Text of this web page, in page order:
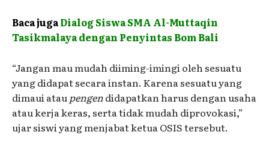
Baca jugaDialog Siswa SMA Al-Muttaqin
Tasikmalaya dengan Penyintas Bom Bali
“Jangan mau mudah diiming-imingi oleh sesuatu
yang didapat secara instan. Karena sesuatu yang
dimaui atau pengendidapatkan harus dengan usaha
atau kerja keras, serta tidak mudah diprovokasi,”
ujar siswi yang menjabat ketua OSIS tersebut.